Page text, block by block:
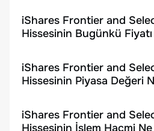
iShares Frontier and
Hissesinin Bugünkü
iShares Frontier and
Hissesinin Piyasa Değeri
iShares Frontier and
Hissesinin İşlem Hacmi